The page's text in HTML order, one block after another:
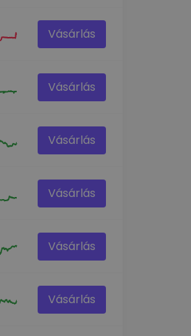
Vásárlás
Vásárlás
Vásárlás
Vásárlás
Vásárlás
Vásárlás